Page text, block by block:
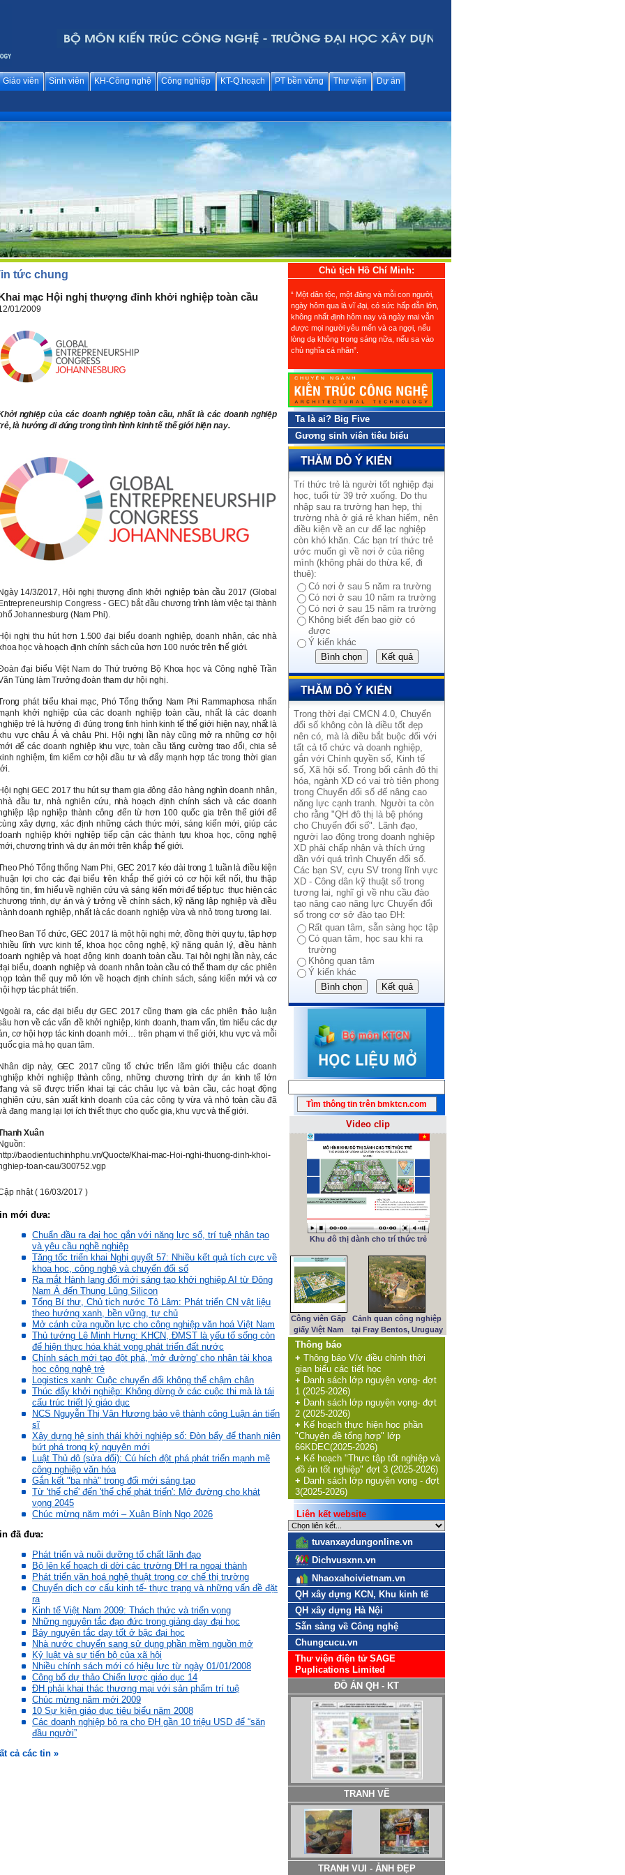
Giáo viên Sinh viên KH-Công nghệ Công nghiệp KT-Q.hoạch PT bền vững Thư viện Dự án
tức chung
mạc Hội nghị thượng đỉnh khởi nghiệp toàn cầu
01/2009
nghiệp của các doanh nghiệp toàn cầu, nhất là các doanh nghiệp
là hướng đi đúng trong tình hình kinh tế thế giới hiện nay.
Ngày 14/3/2017, Hội nghị thượng đỉnh khởi nghiệp toàn cầu 2017 (Global
Entrepreneurship Congress - GEC) bắt đầu chương trình làm việc tại thành
Johannesburg (Nam Phi).
Hội nghị thu hút hơn 1.500 đại biểu doanh nghiệp, doanh nhân, các nhà
khoa học và hoạch định chính sách của hơn 100 nước trên thế giới.
đại biểu Việt Nam do Thứ trưởng Bộ Khoa học và Công nghệ Trần
Tùng làm Trưởng đoàn tham dự hội nghị.
phát biểu khai mạc, Phó Tổng thống Nam Phi Rammaphosa nhấn
khởi nghiệp của các doanh nghiệp toàn cầu, nhất là các doanh
trẻ là hướng đi đúng trong tình hình kinh tế thế giới hiện nay, nhất là
khu vực châu Á và châu Phi. Hội nghị lần này cũng mở ra những cơ hội
để các doanh nghiệp khu vực, toàn cầu tăng cường trao đổi, chia sẻ
kinh nghiệm, tìm kiếm cơ hội đầu tư và đẩy mạnh hợp tác trong thời gian
Hội nghị GEC 2017 thu hút sự tham gia đông đảo hàng nghìn doanh nhân,
đầu tư, nhà nghiên cứu, nhà hoạch định chính sách và các doanh
lập nghiệp thành công đến từ hơn 100 quốc gia trên thế giới để
xây dựng, xác định những cách thức mới, sáng kiến mới, giúp các
nghiệp khởi nghiệp tiếp cận các thành tựu khoa học, công nghệ
chương trình và dự án mới trên khắp thế giới.
Phó Tổng thống Nam Phi, GEC 2017 kéo dài trong 1 tuần là điều kiện
lợi cho các đại biểu trên khắp thế giới có cơ hội kết nối, thu thập
tin, tìm hiểu về nghiên cứu và sáng kiến mới để tiếp tục thục hiện các
trình, dự án và ý tưởng về chính sách, kỹ năng lập nghiệp và điều
hành doanh nghiệp, nhất là các doanh nghiệp vừa và nhỏ trong tương lai.
Ban Tổ chức, GEC 2017 là một hội nghị mở, đồng thời quy tụ, tập hợp
lĩnh vực kinh tế, khoa học công nghệ, kỹ năng quản lý, điều hành
nghiệp và hoạt động kinh doanh toàn cầu. Tại hội nghị lần này, các
biểu, doanh nghiệp và doanh nhân toàn cầu có thể tham dự các phiên
họp toàn thể quy mô lớn về hoạch định chính sách, sáng kiến mới và cơ
hội hợp tác phát triển.
Ngoài ra, các đại biểu dự GEC 2017 cũng tham gia các phiên thảo luận
hơn về các vấn đề khởi nghiệp, kinh doanh, tham vấn, tìm hiểu các dự
cơ hội hợp tác kinh doanh mới… trên phạm vi thế giới, khu vực và mỗi
gia mà họ quan tâm.
Nhân dịp này, GEC 2017 cũng tổ chức triển lãm giới thiệu các doanh
khởi nghiệp thành công, những chương trình dự án kinh tế lớn
và sẽ được triển khai tại các châu lục và toàn cầu, các hoạt động
cứu, sản xuất kinh doanh của các công ty vừa và nhỏ toàn cầu đã
đang mang lại lợi ích thiết thực cho quốc gia, khu vực và thế giới.
Xuân
Nguồn:
http://baodientuchinhphu.vn/Quocte/Khai-mac-Hoi-nghi-thuong-dinh-khoi-
toan-cau/300752.vgp
nhật ( 16/03/2017 )
mới đưa:
Chuẩn đầu ra đại học gắn với năng lực số, trí tuệ nhân tạo
và yêu cầu nghề nghiệp
Tăng tốc triển khai Nghị quyết 57: Nhiều kết quả tích cực về
khoa học, công nghệ và chuyển đổi số
Ra mắt Hành lang đổi mới sáng tạo khởi nghiệp AI từ Đông
Nam Á đến Thung Lũng Silicon
Tổng Bí thư, Chủ tịch nước Tô Lâm: Phát triển CN vật liệu
theo hướng xanh, bền vững, tự chủ
Mở cánh cửa nguồn lực cho công nghiệp văn hoá Việt Nam
Thủ tướng Lê Minh Hưng: KHCN, ĐMST là yếu tố sống còn
để hiện thực hóa khát vọng phát triển đất nước
Chính sách mới tạo đột phá, 'mở đường' cho nhân tài khoa
học công nghệ trẻ
Logistics xanh: Cuộc chuyển đổi không thể chậm chân
Thúc đẩy khởi nghiệp: Không dừng ở các cuộc thi mà là tái
cấu trúc triết lý giáo dục
NCS Nguyễn Thị Vân Hương bảo vệ thành công Luận án tiến
sĩ
Xây dựng hệ sinh thái khởi nghiệp số: Đòn bẩy để thanh niên
bứt phá trong kỷ nguyên mới
Luật Thủ đô (sửa đổi): Cú hích đột phá phát triển mạnh mẽ
công nghiệp văn hóa
Gắn kết "ba nhà" trong đổi mới sáng tạo
Từ 'thể chế' đến 'thể chế phát triển': Mở đường cho khát
vọng 2045
Chúc mừng năm mới – Xuân Bính Ngọ 2026
đã đưa:
Phát triển và nuôi dưỡng tố chất lãnh đạo
Bộ lên kế hoạch di dời các trường ĐH ra ngoại thành
Phát triển văn hoá nghệ thuật trong cơ chế thị trường
Chuyển dịch cơ cấu kinh tế- thực trạng và những vấn đề đặt
ra
Kinh tế Việt Nam 2009: Thách thức và triển vọng
Những nguyên tắc đạo đức trong giảng dạy đại học
Bảy nguyên tắc dạy tốt ở bậc đại học
Nhà nước chuyển sang sử dụng phần mềm nguồn mở
Kỷ luật và sự tiến bộ của xã hội
Nhiều chính sách mới có hiệu lực từ ngày 01/01/2008
Công bố dự thảo Chiến lược giáo dục 14
ĐH phải khai thác thương mại với sản phẩm trí tuệ
Chúc mừng năm mới 2009
10 Sự kiện giáo dục tiêu biểu năm 2008
Các doanh nghiệp bỏ ra cho ĐH gần 10 triệu USD để “săn
đầu người”
cả các tin »
Chủ tịch Hồ Chí Minh:
“ Một dân tộc, một đảng và mỗi con người,
ngày hôm qua là vĩ đại, có sức hấp dẫn lớn,
không nhất định hôm nay và ngày mai vẫn
được mọi người yêu mến và ca ngợi, nếu
lòng dạ không trong sáng nữa, nếu sa vào
chủ nghĩa cá nhân”.
Ta là ai? Big Five
Gương sinh viên tiêu biểu
Trí thức trẻ là người tốt nghiệp đại
học, tuổi từ 39 trở xuống. Do thu
nhập sau ra trường hạn hẹp, thị
trường nhà ở giá rẻ khan hiếm, nên
điều kiện về an cư để lạc nghiệp
còn khó khăn. Các bạn trí thức trẻ
ước muốn gì về nơi ở của riêng
mình (không phải do thừa kế, đi
thuê):
Có nơi ở sau 5 năm ra trường
Có nơi ở sau 10 năm ra trường
Có nơi ở sau 15 năm ra trường
Không biết đến bao giờ có
được
Ý kiến khác
Trong thời đại CMCN 4.0, Chuyển
đổi số không còn là điều tốt đẹp
nên có, mà là điều bắt buộc đối với
tất cả tổ chức và doanh nghiệp,
gắn với Chính quyền số, Kinh tế
số, Xã hội số. Trong bối cảnh đô thị
hóa, ngành XD có vai trò tiên phong
trong Chuyển đổi số đế nâng cao
năng lực cạnh tranh. Người ta còn
cho rằng "QH đô thị là bệ phóng
cho Chuyển đổi số". Lãnh đạo,
người lao động trong doanh nghiệp
XD phải chấp nhận và thích ứng
dần với quá trình Chuyển đổi số.
Các bạn SV, cựu SV trong lĩnh vực
XD - Công dân kỹ thuật số trong
tương lai, nghĩ gì về nhu cầu đào
tạo nâng cao năng lực Chuyển đổi
số trong cơ sở đào tạo ĐH:
Rất quan tâm, sẵn sàng học tập
Có quan tâm, học sau khi ra
trường
Không quan tâm
Ý kiến khác
Video clip
Khu đô thị dành cho trí thức trẻ
Công viên Gấp
giấy Việt Nam
Cảnh quan công nghiệp
tại Fray Bentos, Uruguay
Thông báo
+ Thông báo V/v điều chỉnh thời
gian biểu các tiết học
+ Danh sách lớp nguyện vọng- đợt
1 (2025-2026)
+ Danh sách lớp nguyện vọng- đợt
2 (2025-2026)
+ Kế hoạch thực hiện học phần
"Chuyên đề tổng hợp" lớp
66KDEC(2025-2026)
+ Kế hoạch "Thực tập tốt nghiệp và
đồ án tốt nghiệp" đợt 3 (2025-2026)
+ Danh sách lớp nguyện vọng - đợt
3(2025-2026)
Liên kết website
tuvanxaydungonline.vn
Dichvusxnn.vn
Nhaoxahoivietnam.vn
QH xây dựng KCN, Khu kinh tế
QH xây dựng Hà Nội
Sẵn sàng về Công nghệ
Chungcucu.vn
Thư viện điện tử SAGE
Puplications Limited
ĐỒ ÁN QH - KT
TRANH VẼ
TRANH VUI - ẢNH ĐẸP